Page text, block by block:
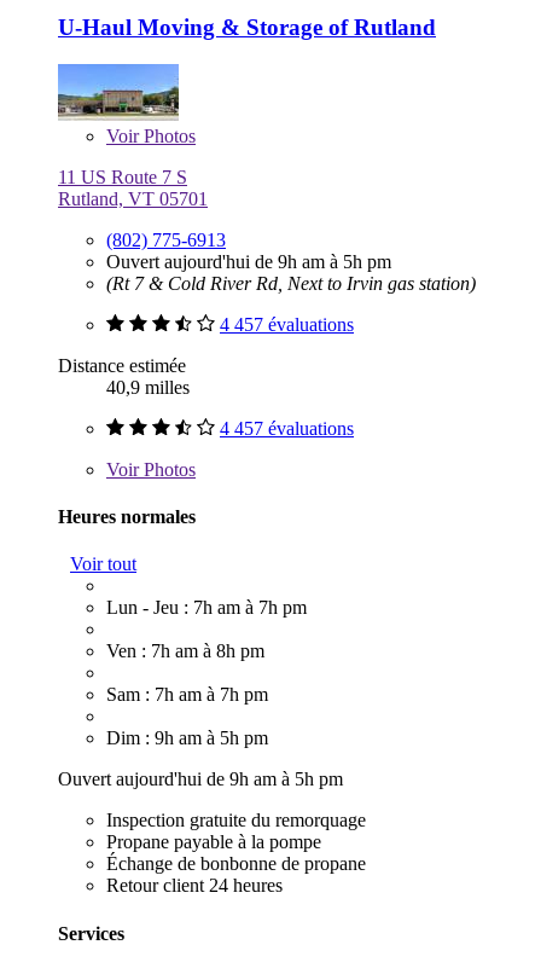
U-Haul Moving & Storage of Rutland
VoirPhotos
11 US Route 7 S
Rutland, VT 05701
(802) 775-6913
Ouvert aujourd'hui de 9h am à 5h pm
(Rt 7 & Cold River Rd, Next to Irvin gas station)
4 457 évaluations
Distance estimée
40,9 milles
4 457 évaluations
VoirPhotos
Heures normales
Voir tout
Lun - Jeu : 7h am à 7h pm
Ven : 7h am à 8h pm
Sam : 7h am à 7h pm
Dim : 9h am à 5h pm
Ouvert aujourd'hui de 9h am à 5h pm
Inspection gratuite du remorquage
Propane payable à la pompe
Échange de bonbonne de propane
Retour client 24 heures
Services